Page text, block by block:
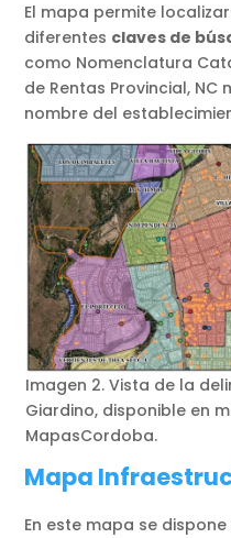
El mapa permite
diferentes claves de
como Nomenclatura
de Rentas Provincial,
nombre del
Imagen 2. Vista de la
Giardino, disponible en
MapasCordoba.
Mapa
En este mapa se